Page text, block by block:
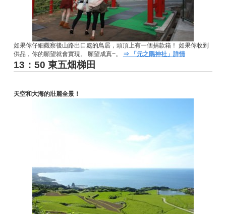
如果你仔細觀察後山路出口處的鳥居，頭頂上有一個捐款箱！ 如果你收到
供品，你的願望就會實現。 願望成真~。 ⇒ 「元之隅神社」詳情
13：50 東五畑梯田
天空和大海的壯麗全景！